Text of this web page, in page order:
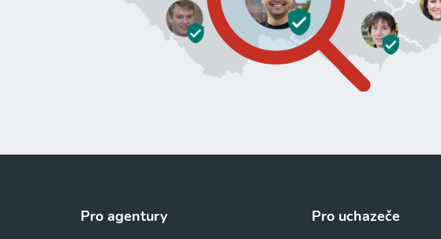
Pro agentury Pro uchazeče